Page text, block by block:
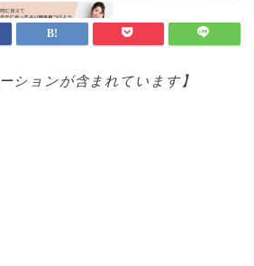
ーションが含まれています】